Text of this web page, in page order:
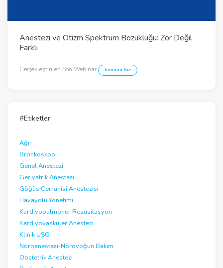
y
V
i
d
Anestezi ve Otizm Spektrum Bozukluğu: Zor Değil
Farklı
Gerçekleştirilen Son Webinar Tümünü Gör
#Etiketler
Ağrı
Bronkoskopi
Genel Anestezi
Geriyatrik Anestezi
Göğüs Cerrahisi Anestezisi
Havayolu Yönetimi
Kardiyopulmoner Resüsitasyon
Kardiyovasküler Anestezi
Klinik USG
Nöroanestezi-Nöroyoğun Bakım
Obstetrik Anestezi